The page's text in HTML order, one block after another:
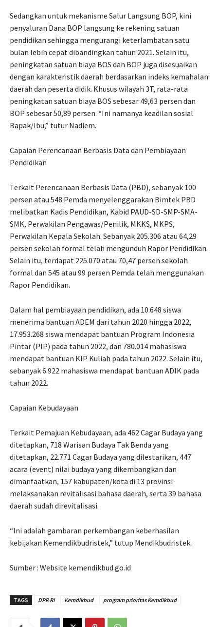
Sedangkan untuk mekanisme Salur Langsung BOP, kini
penyaluran Dana BOP langsung ke rekening satuan
pendidikan sehingga mengurangi keterlambatan satu
bulan lebih cepat dibandingkan tahun 2021. Selain itu,
peningkatan satuan biaya BOS dan BOP juga disesuaikan
dengan karakteristik daerah berdasarkan indeks kemahalan
daerah dan peserta didik. Khusus wilayah 3T, rata-rata
peningkatan satuan biaya BOS sebesar 49,63 persen dan
BOP sebesar 50,89 persen. “Ini namanya keadilan sosial
Bapak/Ibu,” tutur Nadiem.
Capaian Perencanaan Berbasis Data dan Pembiayaan
Pendidikan
Terkait Perencanaan Berbasis Data (PBD), sebanyak 100
persen atau 548 Pemda menyelenggarakan Bimtek PBD
melibatkan Kadis Pendidikan, Kabid PAUD-SD-SMP-SMA-
SMK, Perwakilan Pengawas/Penilik, MKKS, MKPS,
Perwakilan Kepala Sekolah. Sebanyak 205.306 atau 64,29
persen sekolah formal telah mengunduh Rapor Pendidikan.
Selain itu, terdapat 225.070 atau 70,47 persen sekolah
formal dan 545 atau 99 persen Pemda telah menggunakan
Rapor Pendidikan.
Dalam hal pembiayaan pendidikan, ada 10.648 siswa
menerima bantuan ADEM dari tahun 2020 hingga 2022,
17.953.268 siswa mendapat bantuan Program Indonesia
Pintar (PIP) pada tahun 2022, dan 780.014 mahasiswa
mendapat bantuan KIP Kuliah pada tahun 2022. Selain itu,
sebanyak 6.922 mahasiswa mendapat bantuan ADIK pada
tahun 2022.
Capaian Kebudayaan
Terkait Pemajuan Kebudayaan, ada 462 Cagar Budaya yang
ditetapkan, 718 Warisan Budaya Tak Benda yang
ditetapkan, 22.771 Cagar Budaya yang dilestarikan, 447
acara (event) nilai budaya yang dikembangkan dan
dimanfaatkan, 157 kabupaten/kota di 13 provinsi
melaksanakan revitalisasi bahasa daerah, serta 39 bahasa
daerah sudah direvitalisasi.
“Ini adalah gambaran perkembangan keberhasilan
kebijakan Kemendikbudristek,” tutup Mendikbudristek.
Sumber : Website kemendikbud.go.id
TAGS DPR RI Kemdikbud program prioritas Kemdikbud